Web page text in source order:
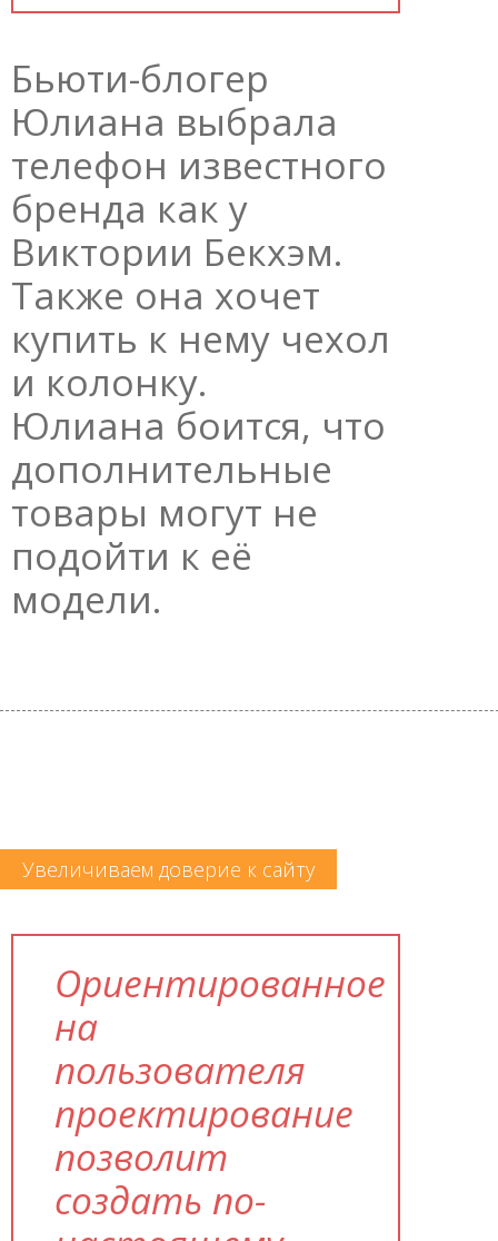
Бьюти-блогер
Юлиана выбрала
телефон известного
бренда как у
Виктории Бекхэм.
Также она хочет
купить к нему чехол
и колонку.
Юлиана боится, что
дополнительные
товары могут не
подойти к её
модели.
Увеличиваем доверие к сайту
Ориентированное
на
пользователя
проектирование
позволит
создать по-